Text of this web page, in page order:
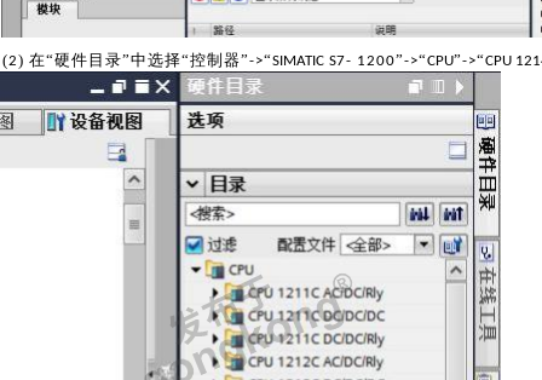
(2) 在“硬件目录”中选择“控制器”->“SIMATIC S7- 1200”->“CPU”->“CPU 1